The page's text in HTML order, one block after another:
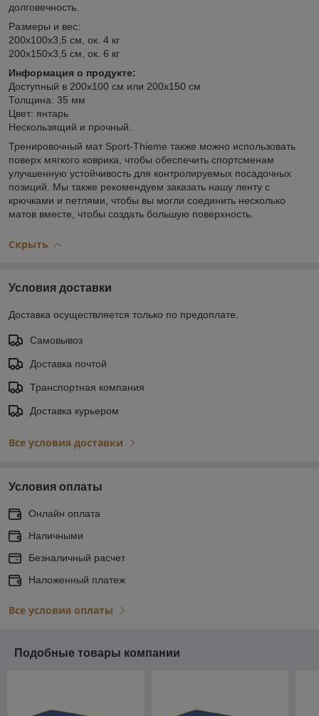
долговечность.
Размеры и вес:
200x100x3,5 см, ок. 4 кг
200x150x3,5 см, ок. 6 кг
Информация о продукте:
Доступный в 200x100 см или 200x150 см
Толщина: 35 мм
Цвет: янтарь
Нескользящий и прочный.
Тренировочный мат Sport-Thieme также можно использовать
поверх мягкого коврика, чтобы обеспечить спортсменам
улучшенную устойчивость для контролируемых посадочных
позиций. Мы также рекомендуем заказать нашу ленту с
крючками и петлями, чтобы вы могли соединить несколько
матов вместе, чтобы создать большую поверхность.
Скрыть
Условия доставки
Доставка осуществляется только по предоплате.
Самовывоз
Доставка почтой
Транспортная компания
Доставка курьером
Все условия доставки
Условия оплаты
Онлайн оплата
Наличными
Безналичный расчет
Наложенный платеж
Все условия оплаты
Подобные товары компании